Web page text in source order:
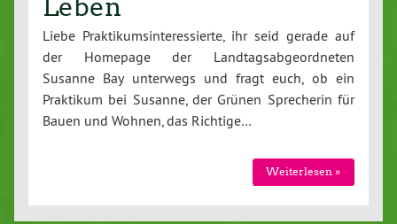
Leben
Liebe Praktikumsinteressierte, ihr seid gerade auf
der Homepage der Landtagsabgeordneten
Susanne Bay unterwegs und fragt euch, ob ein
Praktikum bei Susanne, der Grünen Sprecherin für
Bauen und Wohnen, das Richtige…
Weiterlesen »